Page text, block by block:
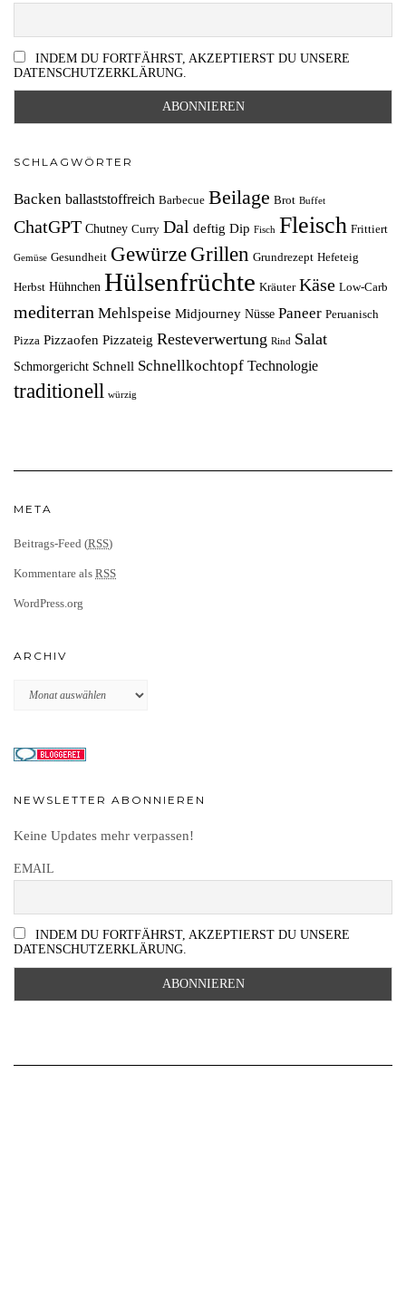
INDEM DU FORTFÄHRST, AKZEPTIERST DU UNSERE
DATENSCHUTZERKLÄRUNG.
SCHLAGWÖRTER
Backen ballaststoffreich Barbecue Beilage Brot Buffet
ChatGPT Chutney Curry Dal deftig Dip Fisch Fleisch Frittiert
Gemüse Gesundheit Gewürze Grillen Grundrezept Hefeteig
Herbst Hühnchen Hülsenfrüchte Kräuter Käse Low-Carb
mediterran Mehlspeise Midjourney Nüsse Paneer Peruanisch
Pizza Pizzaofen Pizzateig Resteverwertung Rind Salat
Schmorgericht Schnell Schnellkochtopf Technologie
traditionell würzig
META
Beitrags-Feed (RSS)
Kommentare als RSS
WordPress.org
ARCHIV
Archiv
NEWSLETTER ABONNIEREN
Keine Updates mehr verpassen!
EMAIL
INDEM DU FORTFÄHRST, AKZEPTIERST DU UNSERE
DATENSCHUTZERKLÄRUNG.